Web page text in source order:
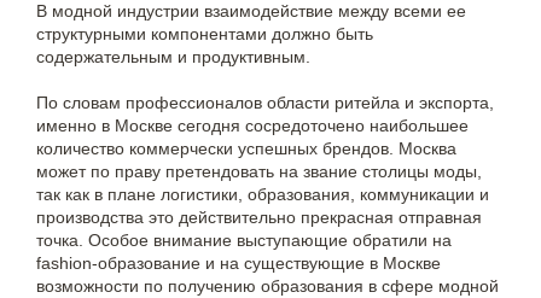
В модной индустрии взаимодействие между всеми ее
структурными компонентами должно быть
содержательным и продуктивным.
По словам профессионалов области ритейла и экспорта,
именно в Москве сегодня сосредоточено наибольшее
количество коммерчески успешных брендов. Москва
может по праву претендовать на звание столицы моды,
так как в плане логистики, образования, коммуникации и
производства это действительно прекрасная отправная
точка. Особое внимание выступающие обратили на
fashion-образование и на существующие в Москве
возможности по получению образования в сфере модной